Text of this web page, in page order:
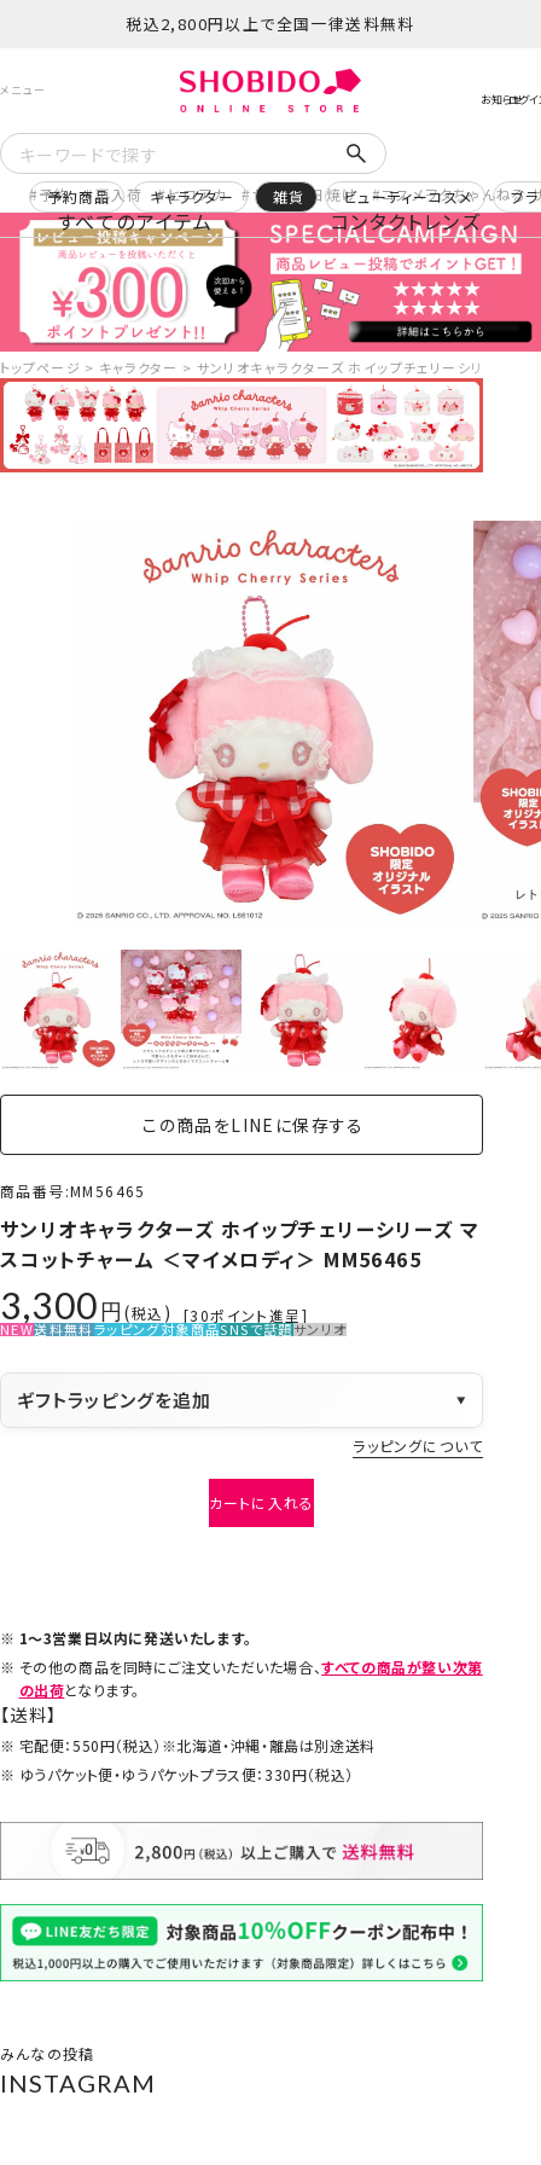
税込2,800円以上で全国一律送料無料
予約 再入荷 ヒロアカ サンリオ日焼け コスメヲタちゃんねる
すべてのアイテム コンタクトレンズ
予約商品 キャラクター 雑貨 ビューティーコスメ ブ
トップページ キャラクター サンリオキャラクターズ ホイップチェリーシリーズ
この商品をLINEに保存する
商品番号 MM56465
サンリオキャラクターズ ホイップチェリーシリーズ マ
スコットチャーム ＜マイメロディ＞ MM56465
3,300 税込 [30ポイント進呈]
NEW送料無料ラッピング対象商品SNSで話題サンリオ
ギフトラッピングを追加 ▼
ラッピングについて
カートに入れる
1～3営業日以内に発送いたします。
その他の商品を同時にご注文いただいた場合、すべての商品が整い次第
の出荷となります。
【送料】
宅配便：550円（税込）※北海道・沖縄・離島は別途送料
ゆうパケット便・ゆうパケットプラス便：330円（税込）
みんなの投稿
INSTAGRAM